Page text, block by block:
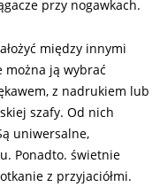
przy nogawkach.
między innymi
można ją wybrać
z nadrukiem lub
szafy. Od nich
uniwersalne,
Ponadto. świetnie
z przyjaciółmi.